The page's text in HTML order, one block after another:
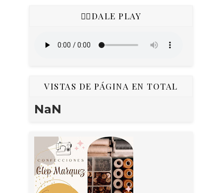
👇🏻DALE PLAY
VISTAS DE PÁGINA EN TOTAL
NaN